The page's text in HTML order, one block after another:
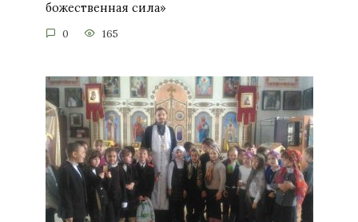
божественная сила»
0 165